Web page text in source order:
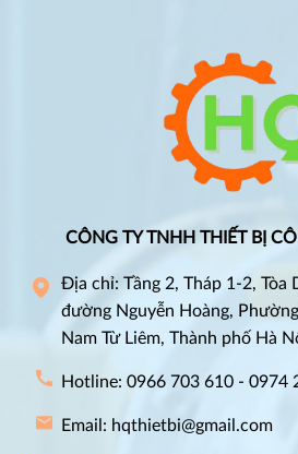
CÔNG TY TNHH THIẾT BỊ
Địa chỉ: Tầng 2, Tháp 1-2, Tòa
đường Nguyễn Hoàng,
Nam Từ Liêm, Thành phố Hà
Hotline: 0966 703 610 - 0974
Email: hqthietbi@gmail.com